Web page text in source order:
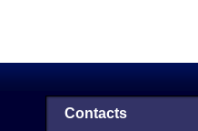
Contacts